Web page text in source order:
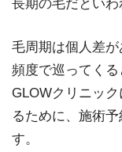
長期の毛だといわ
毛周期は個人差
頻度で巡ってくる
GLOWクリニッ
るために、施術
す。